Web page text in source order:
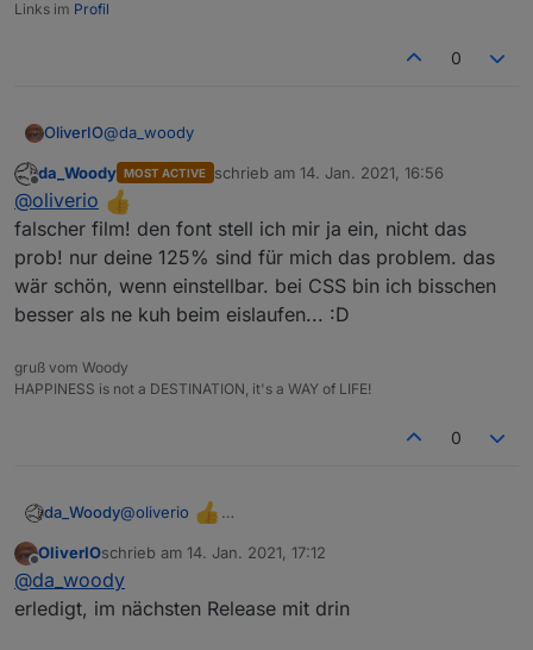
Links im Profil
0
OliverIO@da_woody
Icon für Burger-Menü wurde getauscht
Zum konfigurierbaren Font. Das sind halt relativ viele
Felder, die ich eigentlich nicht alle nachbilden will.
Dann dokumentiere ich lieber die CSS-Klasse, dann
kann sich das jeder selber bis ins letzte Detail ins
stylesheet schreiben.
Offline
da_Woody MOST ACTIVE schrieb am 14. Jan. 2021, 16:56
zuletzt editiert von
@oliverio
falscher film! den font stell ich mir ja ein, nicht das
prob! nur deine 125% sind für mich das problem. das
wär schön, wenn einstellbar. bei CSS bin ich bisschen
besser als ne kuh beim eislaufen... :D
gruß vom Woody
HAPPINESS is not a DESTINATION, it's a WAY of LIFE!
0
da_Woody@oliverio
prob! nur deine 125% sind für mich das problem.
das wär schön, wenn einstellbar. bei CSS bin ich
bisschen besser als ne kuh beim eislaufen... :D
Offline
OliverIOschrieb am 14. Jan. 2021, 17:12
zuletzt editiert von
@da_woody
erledigt, im nächsten Release mit drin